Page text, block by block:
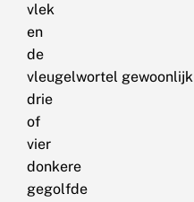
vlek
en
de
vleugelwortel gewoonlijk
drie
of
vier
donkere
gegolfde